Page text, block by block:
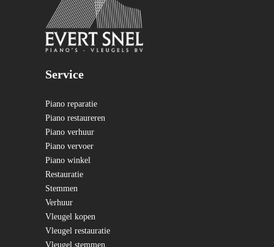
Service
Piano reparatie
Piano restaureren
Piano verhuur
Piano vervoer
Piano winkel
Restauratie
Stemmen
Verhuur
Vleugel kopen
Vleugel restauratie
Vleugel stemmen